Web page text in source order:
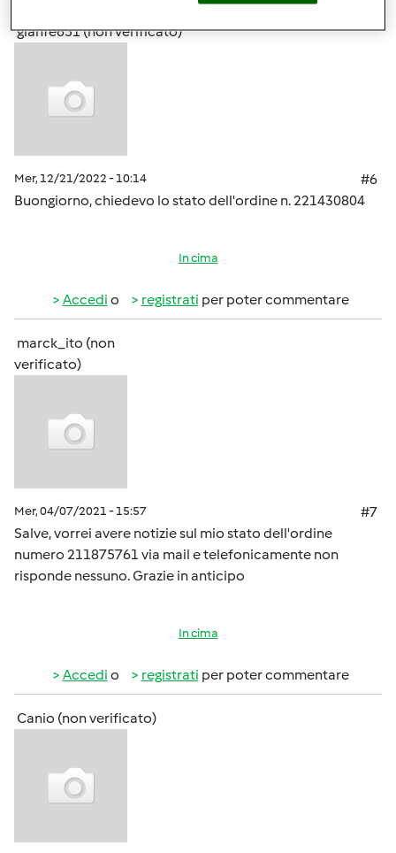
gianfe651 (non verificato)
Mer, 12/21/2022 - 10:14
#6
Buongiorno, chiedevo lo stato dell'ordine n. 221430804
In cima
Accedi o registrati per poter commentare
marck_ito (non
verificato)
Mer, 04/07/2021 - 15:57
#7
Salve, vorrei avere notizie sul mio stato dell'ordine
numero 211875761 via mail e telefonicamente non
risponde nessuno. Grazie in anticipo
In cima
Accedi o registrati per poter commentare
Canio (non verificato)